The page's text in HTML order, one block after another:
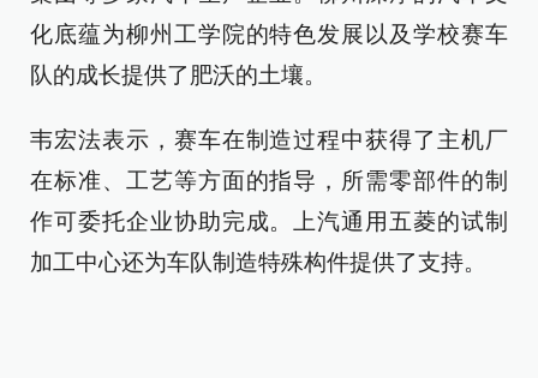
化底蕴为柳州工学院的特色发展以及学校赛车
队的成长提供了肥沃的土壤。
韦宏法表示，赛车在制造过程中获得了主机厂
在标准、工艺等方面的指导，所需零部件的制
作可委托企业协助完成。上汽通用五菱的试制
加工中心还为车队制造特殊构件提供了支持。